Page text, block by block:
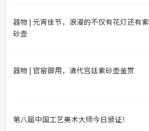
器物 | 元宵佳节，浪漫的不仅有花灯还有紫
砂壶
器物 | 官窑御用，清代宫廷紫砂壶鉴赏
第八届中国工艺美术大师今日颁证！